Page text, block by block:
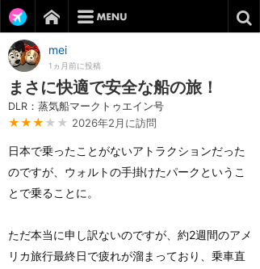
mei
1ヵ月前に投稿
まさに快適で安全な船の旅！
DLR：蒸気船マークトゥエイン号
★★★ ★★ 2026年2月に訪問
日本で乗ったことがないアトラクションだった
のですが、ウォルトの手掛けたパークというこ
とで乗ることに。
ただ本当に申し訳ないのですが、約2週間のアメ
リカ旅行最終日で疲れが溜まっており、乗車直